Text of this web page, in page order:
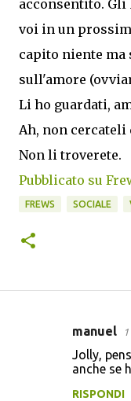
acconsentito. Gli
voi in un
capito niente
sull'amore
Li ho guardati,
Ah, non cercateli
Non li troverete.
Pubblicato su
FREWS SOCIALE
manuel
Jolly,
anche se
RISPONDI